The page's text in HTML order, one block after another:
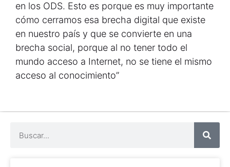
en los ODS. Esto es porque es muy importante
cómo cerramos esa brecha digital que existe
en nuestro país y que se convierte en una
brecha social, porque al no tener todo el
mundo acceso a Internet, no se tiene el mismo
acceso al conocimiento”